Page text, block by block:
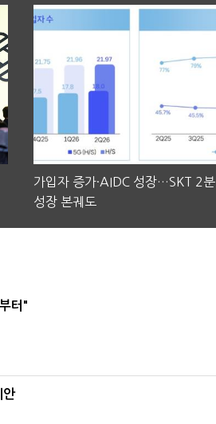
가입자 증가·AIDC 성장…SKT 2
성장 본궤도
터"
안